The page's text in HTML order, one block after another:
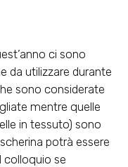
ci sono
da utilizzare durante
sono considerate
mentre quelle
in tessuto) sono
potrà essere
colloquio se